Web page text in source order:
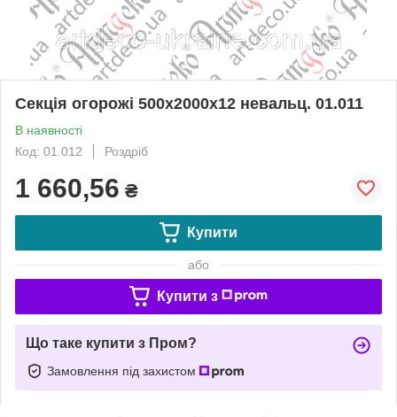
Секція огорожі 500х2000х12 невальц. 01.011
В наявності
Код: 01.012
Роздріб
1 660,56 ₴
Купити
або
Купити з
Що таке купити з Пром?
Замовлення під захистом